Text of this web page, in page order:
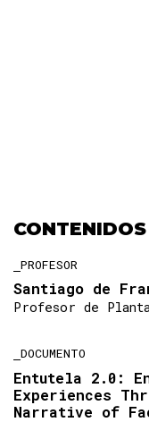
PROFESOR
Santiago de
Profesor de
DOCUMENTO
Entutela 2.0:
Experiences
Narrative of